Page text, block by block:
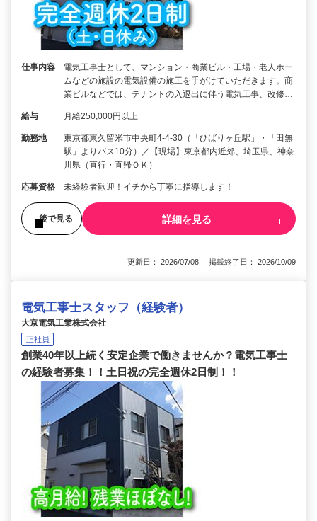
仕事内容
電気工事士として、マンション・商業ビル・工場・老人ホー
ムなどの施設の電気設備の施工を手がけていただきます。商
業ビルなどでは、テナントの入退出に伴う電気工事、改修…
給与 月給250,000円以上
勤務地
東京都東久留米市中央町4-4-30（「ひばりヶ丘駅」・「田無
駅」よりバス10分）／【現場】東京都内近郊、埼玉県、神奈
川県（直行・直帰ＯＫ）
応募資格 未経験者歓迎！イチから丁寧に指導します！
後で見る 詳細を見る
更新日： 2026/07/08 掲載終了日： 2026/10/09
電気工事士スタッフ（経験者）
大京電気工業株式会社
正社員
創業40年以上続く安定企業で働きませんか？電気工事士
の経験者募集！！土日祝の完全週休2日制！！